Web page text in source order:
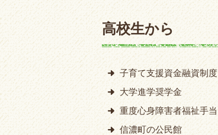
高校生から
子育て支援資金融資制度
大学進学奨学金
重度心身障害者福祉手当
信濃町の公民館